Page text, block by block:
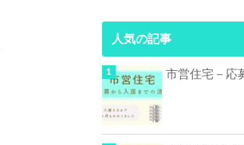
人気の記事
市営住宅－応